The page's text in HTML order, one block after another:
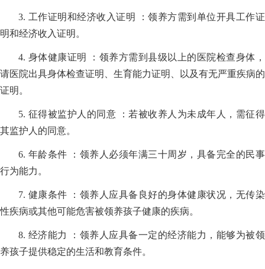
3. 工作证明和经济收入证明 ：领养方需到单位开具工作证
明和经济收入证明。
4. 身体健康证明 ：领养方需到县级以上的医院检查身体，
请医院出具身体检查证明、生育能力证明、以及有无严重疾病的
证明。
5. 征得被监护人的同意 ：若被收养人为未成年人，需征得
其监护人的同意。
6. 年龄条件 ：领养人必须年满三十周岁，具备完全的民事
行为能力。
7. 健康条件 ：领养人应具备良好的身体健康状况，无传染
性疾病或其他可能危害被领养孩子健康的疾病。
8. 经济能力 ：领养人应具备一定的经济能力，能够为被领
养孩子提供稳定的生活和教育条件。